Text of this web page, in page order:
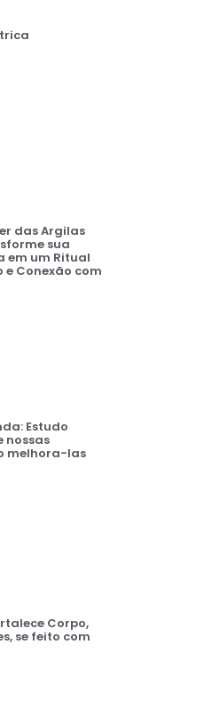
das Argilas
sua
em um Ritual
Conexão com
Estudo
nossas
melhora-las
Corpo,
se feito com